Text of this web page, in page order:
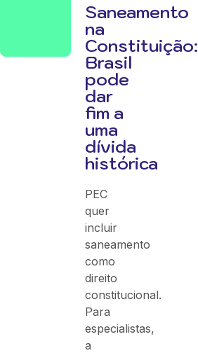
Saneamento
na
Constituição:
Brasil
pode
dar
fim a
uma
dívida
histórica
PEC
quer
incluir
saneamento
como
direito
constitucional.
Para
especialistas,
a